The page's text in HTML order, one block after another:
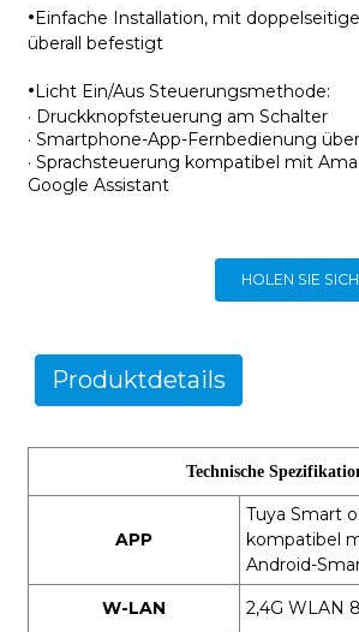
·Einfache Installation, mit
überall befestigt
·Licht Ein/Aus Steuerungsmethode:
· Druckknopfsteuerung am Schalter
· Smartphone-App-Fernbedienung
· Sprachsteuerung kompatibel mit
Google Assistant
HOLEN SIE
Produktdetails
Technische
APP
Tuya Smart
kompatibel
Android-
W-LAN
2,4G WLAN